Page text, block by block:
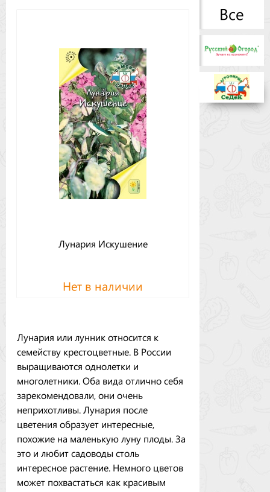
Доставка
Оптовикам
Лунария Искушение
Нет в наличии
Лунария или лунник относится к
семейству крестоцветные. В России
выращиваются однолетки и
многолетники. Оба вида отлично себя
зарекомендовали, они очень
неприхотливы. Лунария после
цветения образует интересные,
похожие на маленькую луну плоды. За
это и любит садоводы столь
интересное растение. Немного цветов
может похвастаться как красивым
Все